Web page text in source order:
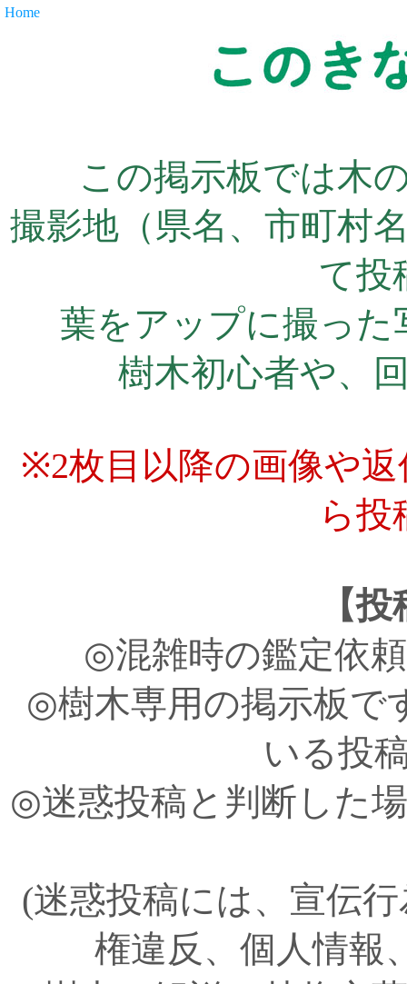
Home
この掲示板では木
撮影地（県名、市町村
て投
葉をアップに撮っ
樹木初心者や、
※2枚目以降の画像や
ら投
【
◎混雑時の鑑定依
◎樹木専用の掲示板で
いる投
◎迷惑投稿と判断した
(迷惑投稿には、宣伝
権違反、個人情報